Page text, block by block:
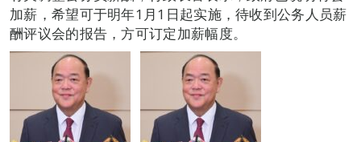
加薪，希望可于明年1月1日起实施，待收到公务人员薪
酬评议会的报告，方可订定加薪幅度。